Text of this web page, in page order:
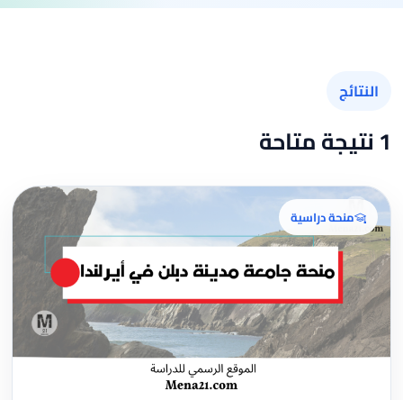
النتائج
1 نتيجة متاحة
منحة دراسية